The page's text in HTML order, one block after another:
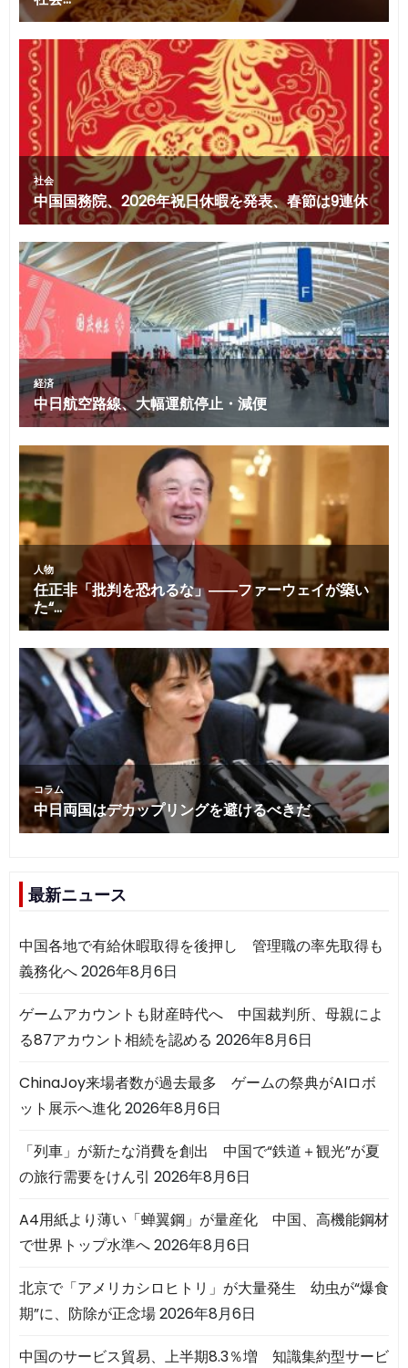
最新ニュース
中国各地で有給休暇取得を後押し 管理職の率先取得も
義務化へ2026年8月6日
ゲームアカウントも財産時代へ 中国裁判所、母親によ
る87アカウント相続を認める 2026年8月6日
ChinaJoy来場者数が過去最多 ゲームの祭典がAIロボ
ット展示へ進化2026年8月6日
「列車」が新たな消費を創出 中国で“鉄道＋観光”が夏
の旅行需要をけん引 2026年8月6日
A4用紙より薄い「蝉翼鋼」が量産化 中国、高機能鋼材
で世界トップ水準へ2026年8月6日
北京で「アメリカシロヒトリ」が大量発生 幼虫が“爆食
期”に、防除が正念場2026年8月6日
中国のサービス貿易、上半期8.3％増 知識集約型サービ